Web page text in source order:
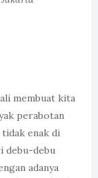
membuat kita
perabotan
enak di
debu-debu
adanya